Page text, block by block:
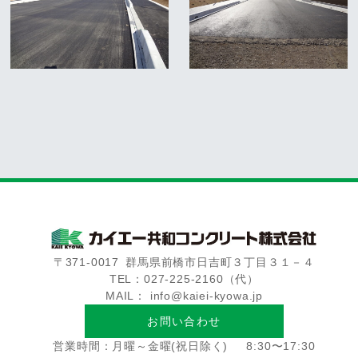
〒371-0017
群馬県前橋市日吉町３丁目３１－４
TEL：027-225-2160（代）
MAIL： info@kaiei-kyowa.jp
お問い合わせ
営業時間：月曜～金曜(祝日除く)
8:30〜17:30